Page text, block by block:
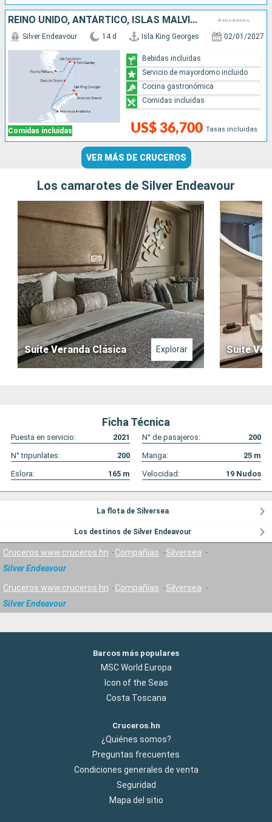
REINO UNIDO, ANTÁRTICO, ISLAS MALVINAS, CHILE
Comidas incluidas
Silver Endeavour 14 d Isla King Georges 02/01/2027
US$ 36,700 Tasas incluidas
Bebidas incluidas
Servicio de mayordomo incluido
Cocina gastronómica
Comidas incluidas
VER MÁS DE CRUCEROS
Los camarotes de Silver Endeavour
Suite Veranda Clásica Explorar Suite
Ficha Técnica
Puesta en servicio: 2021 N° de pasajeros:
200
N° tripunlates:
200 Manga: 25 m
Eslora:
165 m Velocidad: 19 Nudos
La flota de Silversea
Los destinos de Silver Endeavour
Cruceros www.cruceros.hn Compañías
Silversea
Silver Endeavour
Cruceros www.cruceros.hn Compañías
Silversea
Silver Endeavour
Barcos más populares
MSC World Europa
Icon of the Seas
Costa Toscana
Cruceros.hn
¿Quiénes somos?
Preguntas frecuentes
Condiciones generales de venta
Seguridad
Mapa del sitio